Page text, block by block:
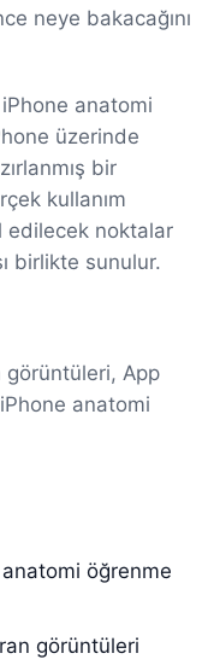
neye bakacağını
anatomi
üzerinde
bir
kullanım
edilecek noktalar
birlikte sunulur.
görüntüleri, App
anatomi
öğrenme
görüntüleri